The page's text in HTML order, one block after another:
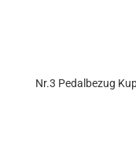
Nr.3 Pedalbezug